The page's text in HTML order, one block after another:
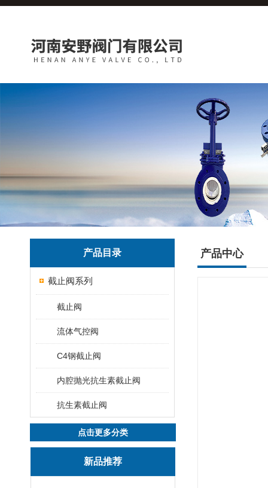
产品目录
截止阀系列
截止阀
流体气控阀
C4钢截止阀
内腔抛光抗生素截止阀
抗生素截止阀
点击更多分类
新品推荐
产品中心